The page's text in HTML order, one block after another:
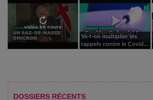
vidéo en cours
Va-t-on multiplier les
rappels contre le Covid...
DOSSIERS RÉCENTS